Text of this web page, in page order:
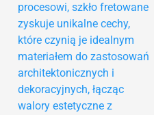
procesowi, szkło fretowane
zyskuje unikalne cechy,
które czynią je idealnym
materiałem do zastosowań
architektonicznych i
dekoracyjnych, łącząc
walory estetyczne z